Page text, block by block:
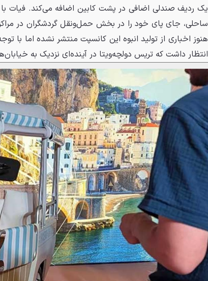
یک ردیف صندلی اضافی در پشت کابین اضافه می‌کند. فیات با
ساحلی، جای پای خود را در بخش حمل‌ونقل گردشگران در
هنوز اخباری از تولید انبوه این کانسپت منتشر نشده اما با
انتظار داشت که تریس دولچه‌ویتا در آینده‌ای نزدیک به